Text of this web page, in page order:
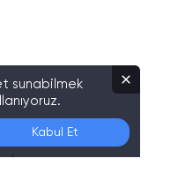
sunabilmek
Kabul Et